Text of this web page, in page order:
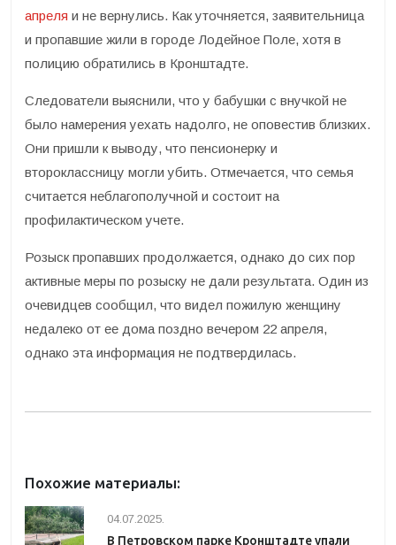
апреля и не вернулись. Как уточняется, заявительница
и пропавшие жили в городе Лодейное Поле, хотя в
полицию обратились в Кронштадте.
Следователи выяснили, что у бабушки с внучкой не
было намерения уехать надолго, не оповестив близких.
Они пришли к выводу, что пенсионерку и
второклассницу могли убить. Отмечается, что семья
считается неблагополучной и состоит на
профилактическом учете.
Розыск пропавших продолжается, однако до сих пор
активные меры по розыску не дали результата. Один из
очевидцев сообщил, что видел пожилую женщину
недалеко от ее дома поздно вечером 22 апреля,
однако эта информация не подтвердилась.
Похожие материалы:
04.07.2025.
В Петровском парке Кронштадте упали